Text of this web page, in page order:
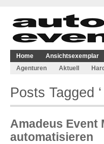
Home Ansichtsexemplar
Agenturen
Aktuell
Posts Tagged
Amadeus Event
automatisieren